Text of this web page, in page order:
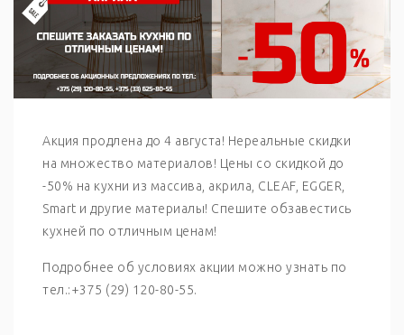
Акция продлена до 4 августа! Нереальные скидки
на множество материалов! Цены со скидкой до
-50% на кухни из массива, акрила, CLEAF, EGGER,
Smart и другие материалы! Спешите обзавестись
кухней по отличным ценам!
Подробнее об условиях акции можно узнать по
тел.:+375 (29) 120-80-55.